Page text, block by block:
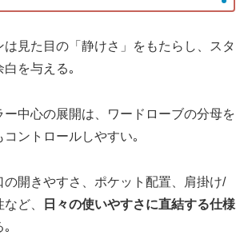
は見た目の「静けさ」をもたらし、スタ
を与える｡
ー中心の展開は、ワードローブの分母を
ントロールしやすい｡
の開きやすさ、ポケット配置、肩掛け/
ど、
日々の使いやすさに直結する仕様